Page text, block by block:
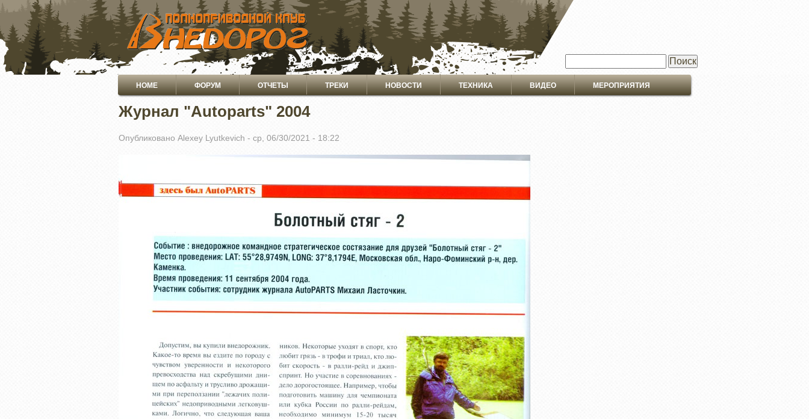
ПЕРЕЙТИ
ОСНОВНОМУ
СОДЕРЖАНИЮ
Основная
навигация
HOME ФОРУМ ОТЧЕТЫ ТРЕКИ НОВОСТИ ТЕХНИКА ВИДЕО МЕРОПРИЯТИЯ
Журнал "Autoparts" 2004
Опубликовано Alexey Lyutkevich - ср, 06/30/2021 - 18:22